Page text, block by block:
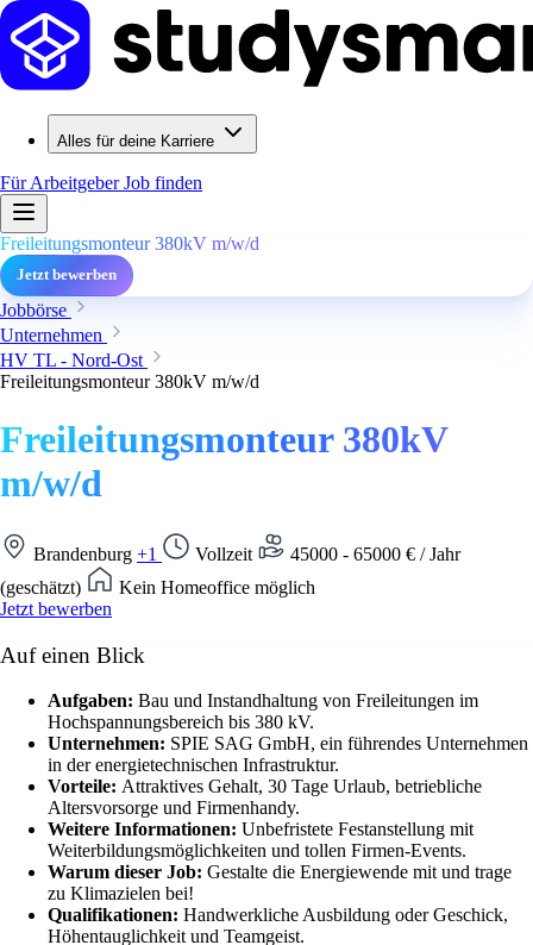
Alles für deine Karriere
Für ArbeitgeberJob finden
Freileitungsmonteur 380kV m/w/d
Jetzt bewerben
Jobbörse
Unternehmen
HV TL - Nord-Ost
Freileitungsmonteur 380kV m/w/d
Freileitungsmonteur 380kV
m/w/d
Brandenburg +1 Vollzeit
45000 - 65000 € / Jahr
(geschätzt)
Kein Homeoffice möglich
Jetzt bewerben
Auf einen Blick
Aufgaben: Bau und Instandhaltung von Freileitungen im
Hochspannungsbereich bis 380 kV.
Unternehmen: SPIE SAG GmbH, ein führendes Unternehmen
in der energietechnischen Infrastruktur.
Vorteile: Attraktives Gehalt, 30 Tage Urlaub, betriebliche
Altersvorsorge und Firmenhandy.
Weitere Informationen: Unbefristete Festanstellung mit
Weiterbildungsmöglichkeiten und tollen Firmen-Events.
Warum dieser Job: Gestalte die Energiewende mit und trage
zu Klimazielen bei!
Qualifikationen: Handwerkliche Ausbildung oder Geschick,
Höhentauglichkeit und Teamgeist.